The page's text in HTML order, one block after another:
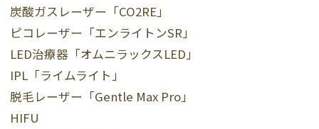
炭酸ガスレーザー「CO2RE」
ピコレーザー「エンライトンSR」
LED治療器「オムニラックスLED」
IPL「ライムライト」
脱毛レーザー「Gentle Max Pro」
HIFU